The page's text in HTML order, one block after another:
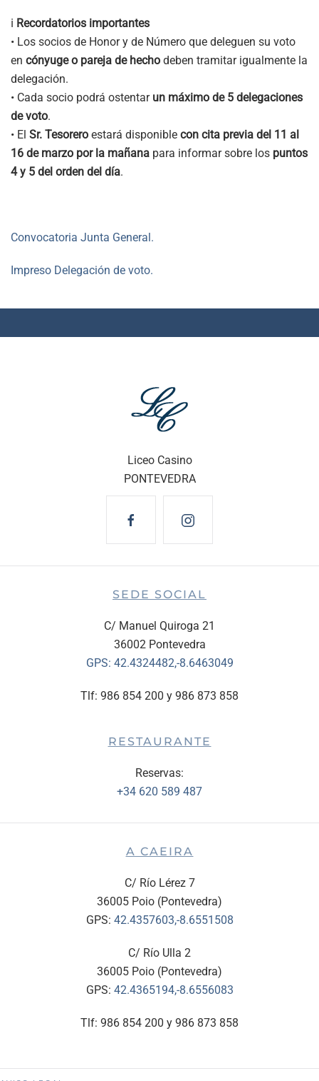
ℹ️ Recordatorios importantes
• Los socios de Honor y de Número que deleguen su voto
en cónyuge o pareja de hecho deben tramitar igualmente la
delegación.
• Cada socio podrá ostentar un máximo de 5 delegaciones
de voto.
• El Sr. Tesorero estará disponible con cita previa del 11 al
16 de marzo por la mañana para informar sobre los puntos
4 y 5 del orden del día.
Convocatoria Junta General.
Impreso Delegación de voto.
Liceo Casino
PONTEVEDRA
SEDE SOCIAL
C/ Manuel Quiroga 21
36002 Pontevedra
GPS: 42.4324482,-8.6463049
Tlf: 986 854 200 y 986 873 858
RESTAURANTE
Reservas:
+34 620 589 487
A CAEIRA
C/ Río Lérez 7
36005 Poio (Pontevedra)
GPS: 42.4357603,-8.6551508
C/ Río Ulla 2
36005 Poio (Pontevedra)
GPS: 42.4365194,-8.6556083
Tlf: 986 854 200 y 986 873 858